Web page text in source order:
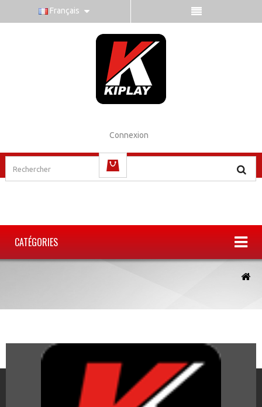
Français
Connexion
CATÉGORIES